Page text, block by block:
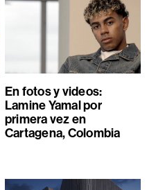
En fotos y videos:
Lamine Yamal por
primera vez en
Cartagena, Colombia